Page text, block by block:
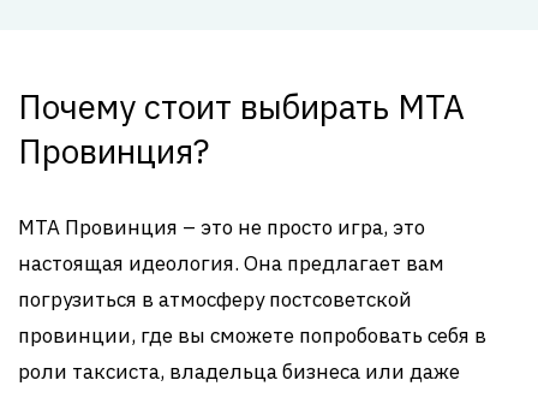
Почему стоит выбирать MTA
Провинция?
MTA Провинция – это не просто игра, это
настоящая идеология. Она предлагает вам
погрузиться в атмосферу постсоветской
провинции, где вы сможете попробовать себя в
роли таксиста, владельца бизнеса или даже